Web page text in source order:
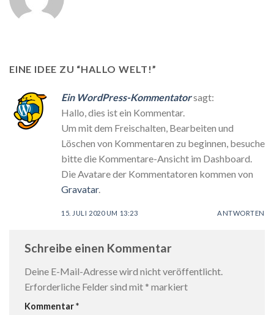
EINE IDEE ZU “HALLO WELT!”
Ein WordPress-Kommentatorsagt:
Hallo, dies ist ein Kommentar.
Um mit dem Freischalten, Bearbeiten und
Löschen von Kommentaren zu beginnen, besuche
bitte die Kommentare-Ansicht im Dashboard.
Die Avatare der Kommentatoren kommen von
Gravatar.
15. JULI 2020 UM 13:23 ANTWORTEN
Schreibe einen Kommentar
Deine E-Mail-Adresse wird nicht veröffentlicht.
Erforderliche Felder sind mit * markiert
Kommentar*